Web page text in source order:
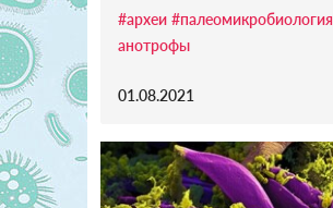
#археи #палеомикробиология
анотрофы
01.08.2021